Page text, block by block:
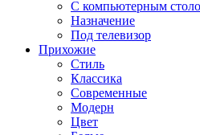
С компьютерным
Назначение
Под телевизор
Прихожие
Стиль
Классика
Современные
Модерн
Цвет